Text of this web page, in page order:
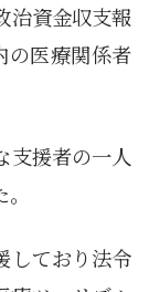
治資金収支報
の医療関係者
支援者の一人
しており法令